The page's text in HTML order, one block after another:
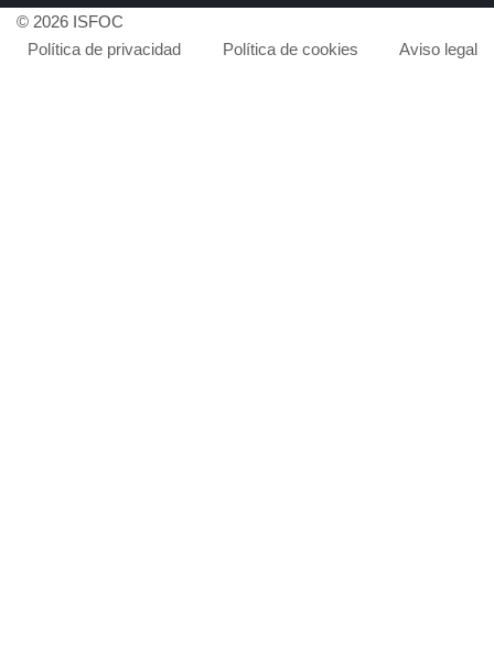
© 2026 ISFOC
Política de privacidad
Política de cookies Aviso legal